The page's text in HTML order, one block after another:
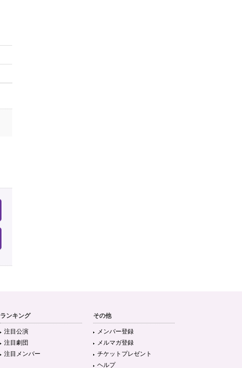
ランキング
注目公演
注目劇団
注目メンバー
その他
メンバー登録
メルマガ登録
チケットプレゼント
ヘルプ